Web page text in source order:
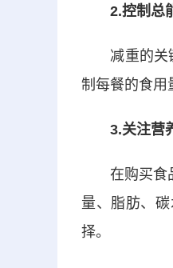
2.控制总
减重的关
制每餐的食用
3.关注营
在购买食
量、脂肪、
择。